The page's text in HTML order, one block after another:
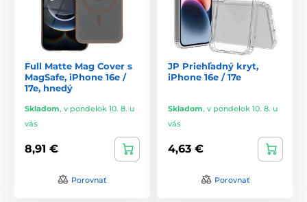
Full Matte Mag Cover s
MagSafe, iPhone 16e /
17e, hnedý
Skladom, v pondelok 10. 8. u
vás
8,91 €
Porovnať
JP Priehľadný kryt,
iPhone 16e / 17e
Skladom, v pondelok 10. 8. u
vás
4,63 €
Porovnať